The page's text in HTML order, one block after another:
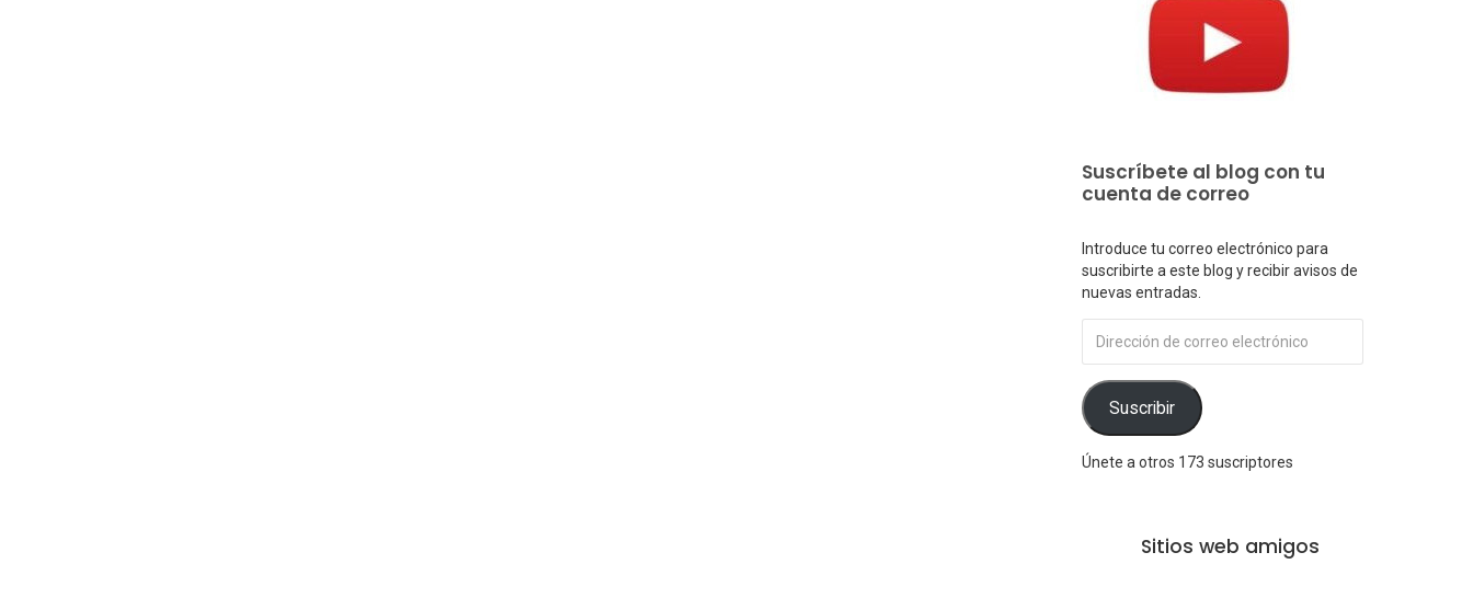
Suscríbete al blog con tu
cuenta de correo
Introduce tu correo electrónico para
suscribirte a este blog y recibir avisos de
nuevas entradas.
de
electrónico
Suscribir
Únete a otros 173 suscriptores
Sitios web amigos